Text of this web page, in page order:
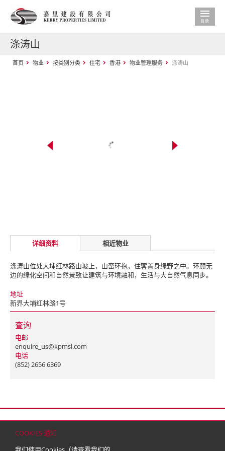
COOKIES 通知
涤涛山
首页 物业 按类别分类 住宅 香港 物业管理服务 涤涛山
详细资料 相近物业
涤涛山位处大埔红林路山坡上，山峦环抱，住客置身绿野之中。环顾无
边的绿化空间和自然景致让建筑与环境融和，生活与大自然气息同步。
地址
新界大埔红林路1号
查询
电邮
enquire_us@kpmsl.com
电话
(852) 2656 6369
© 2026 嘉里建设有限公司 (于百慕达注册成立之有限公司)